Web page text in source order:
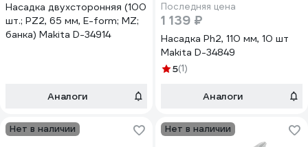
Насадка двухсторонняя (100
шт.; PZ2, 65 мм, E-form; MZ;
банка) Makita D-34914
Аналоги
Последняя цена
1 139 ₽
Насадка Ph2, 110 мм, 10 шт
Makita D-34849
5(1)
Аналоги
Нет в наличии Нет в наличии